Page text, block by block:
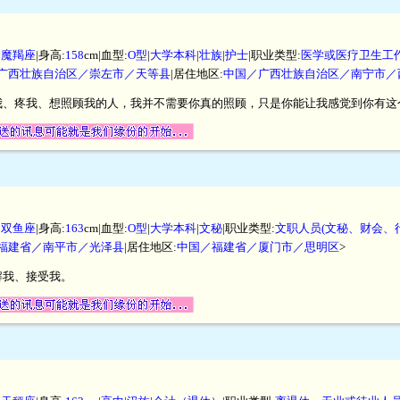
魔羯座|身高:158cm|血型:O型|大学本科|壮族|护士|职业类型:医学或医疗卫生工
西壮族自治区／崇左市／天等县|居住地区:中国／广西壮族自治区／南宁市
疼我、想照顾我的人，我并不需要你真的照顾，只是你能让我感觉到你有
双鱼座|身高:163cm|血型:O型|大学本科|文秘|职业类型:文职人员(文秘、财会、
建省／南平市／光泽县|居住地区:中国／福建省／厦门市／思明区>
、接受我。